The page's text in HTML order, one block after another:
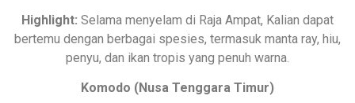
Highlight: Selama menyelam di Raja Ampat, Kalian dapat
bertemu dengan berbagai spesies, termasuk manta ray, hiu,
penyu, dan ikan tropis yang penuh warna.
Komodo (Nusa Tenggara Timur)